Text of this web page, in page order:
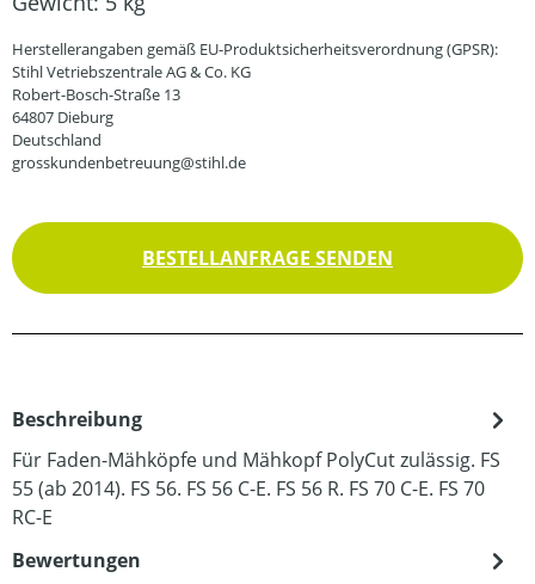
Herstellerangaben gemäß EU-Produktsicherheitsverordnung (GPSR):
Stihl Vetriebszentrale AG & Co. KG
Robert-Bosch-Straße 13
64807 Dieburg
Deutschland
grosskundenbetreuung@stihl.de
BESTELLANFRAGE SENDEN
Beschreibung
Für Faden-Mähköpfe und Mähkopf PolyCut zulässig. FS
55 (ab 2014). FS 56. FS 56 C-E. FS 56 R. FS 70 C-E. FS 70
RC-E
Bewertungen